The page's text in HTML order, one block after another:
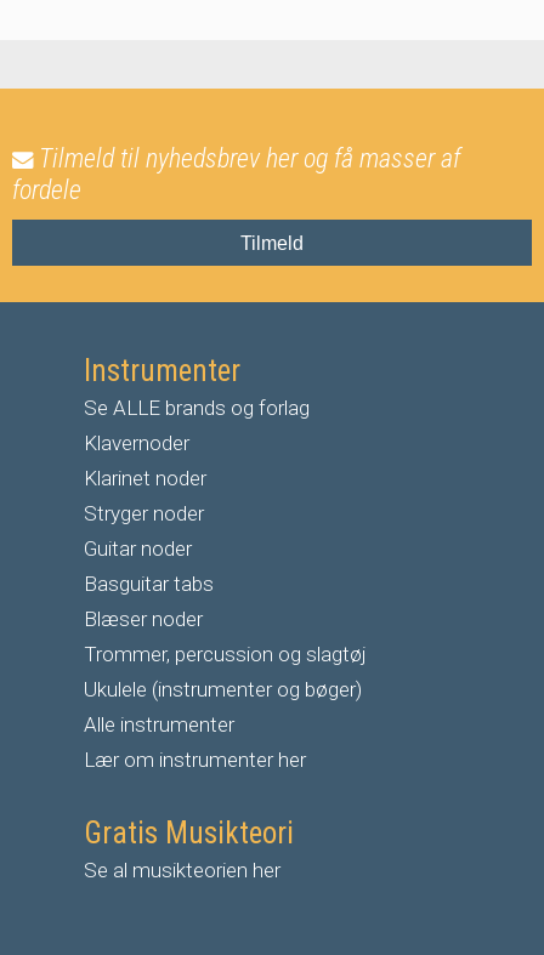
Tilmeld til nyhedsbrev her og få masser af
fordele
Tilmeld
Instrumenter
Se ALLE brands og forlag
Klavernoder
Klarinet noder
Stryger noder
Guitar noder
Basguitar tabs
Blæser noder
Trommer, percussion og slagtøj
Ukulele (instrumenter og bøger)
Alle instrumenter
Lær om instrumenter her
Gratis Musikteori
Se al musikteorien her